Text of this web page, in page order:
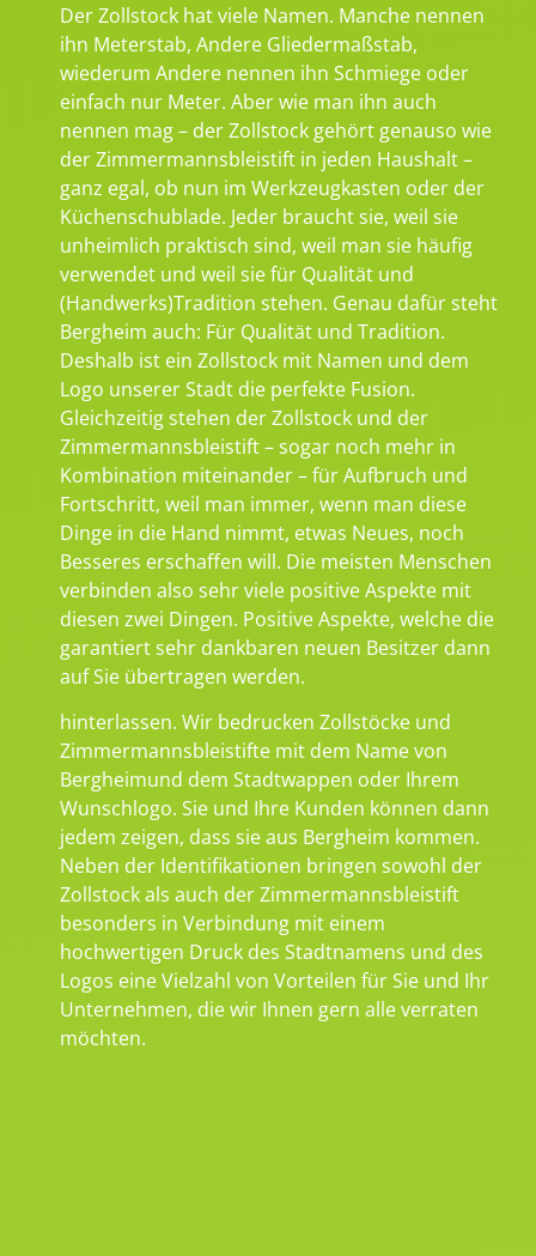
Der Zollstock hat viele Namen. Manche nennen
ihn Meterstab, Andere Gliedermaßstab,
wiederum Andere nennen ihn Schmiege oder
einfach nur Meter. Aber wie man ihn auch
nennen mag – der Zollstock gehört genauso wie
der Zimmermannsbleistift in jeden Haushalt –
ganz egal, ob nun im Werkzeugkasten oder der
Küchenschublade. Jeder braucht sie, weil sie
unheimlich praktisch sind, weil man sie häufig
verwendet und weil sie für Qualität und
(Handwerks)Tradition stehen. Genau dafür steht
Bergheim auch: Für Qualität und Tradition.
Deshalb ist ein Zollstock mit Namen und dem
Logo unserer Stadt die perfekte Fusion.
Gleichzeitig stehen der Zollstock und der
Zimmermannsbleistift – sogar noch mehr in
Kombination miteinander – für Aufbruch und
Fortschritt, weil man immer, wenn man diese
Dinge in die Hand nimmt, etwas Neues, noch
Besseres erschaffen will. Die meisten Menschen
verbinden also sehr viele positive Aspekte mit
diesen zwei Dingen. Positive Aspekte, welche die
garantiert sehr dankbaren neuen Besitzer dann
auf Sie übertragen werden.
hinterlassen. Wir bedrucken Zollstöcke und
Zimmermannsbleistifte mit dem Name von
Bergheimund dem Stadtwappen oder Ihrem
Wunschlogo. Sie und Ihre Kunden können dann
jedem zeigen, dass sie aus Bergheim kommen.
Neben der Identifikationen bringen sowohl der
Zollstock als auch der Zimmermannsbleistift
besonders in Verbindung mit einem
hochwertigen Druck des Stadtnamens und des
Logos eine Vielzahl von Vorteilen für Sie und Ihr
Unternehmen, die wir Ihnen gern alle verraten
möchten.